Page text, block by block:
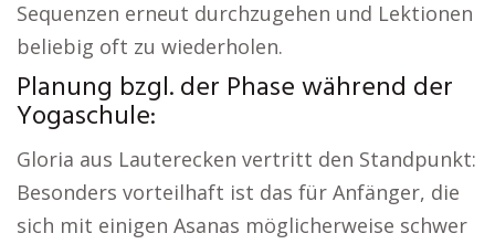
Sequenzen erneut durchzugehen und Lektionen
beliebig oft zu wiederholen.
Planung bzgl. der Phase während der
Yogaschule:
Gloria aus Lauterecken vertritt den Standpunkt:
Besonders vorteilhaft ist das für Anfänger, die
sich mit einigen Asanas möglicherweise schwer